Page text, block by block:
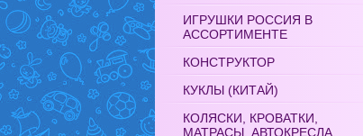
ИГРУШКИ РОССИЯ В
АССОРТИМЕНТЕ
КОНСТРУКТОР
КУКЛЫ (КИТАЙ)
КОЛЯСКИ, КРОВАТКИ,
МАТРАСЫ, АВТОКРЕСЛА,